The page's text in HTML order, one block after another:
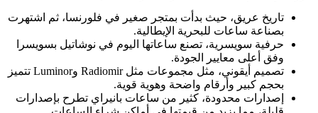
تاريخ عريق، حيث بدأت بمتجر صغير في فلورنسا، ثم اشتهرت
بصناعة ساعات للبحرية الإيطالية.
حرفية سويسرية، تصنع ساعاتها اليوم في نوشاتيل بسويسرا
وفق أعلى معايير الجودة.
تصميم أيقوني، مثل مجموعات مثل Radiomir وLuminor تتميز
بحجم كبير وأرقام واضحة وهوية قوية.
إصدارات محدودة، كثير من ساعات بانيراي تطرح بإصدارات